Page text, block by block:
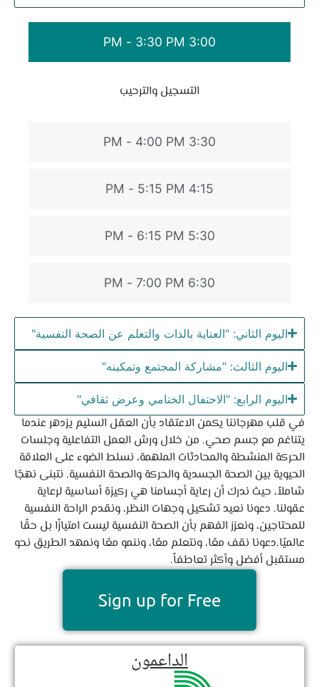
3:00 PM - 3:30 PM
3:30 PM - 4:00 PM
4:15 PM - 5:15 PM
5:30 PM - 6:15 PM
6:30 PM - 7:00 PM
التسجيل والترحيب
اليوم الثاني: "العناية بالذات والتعلم عن الصحة النفسية"
اليوم الثالث: "مشاركة المجتمع وتمكينه"
اليوم الرابع: "الاحتفال الختامي وعرض ثقافي"
في قلب مهرجاننا يكمن الاعتقاد بأن العقل السليم يزدهر عندما
يتناغم مع جسم صحي. من خلال ورش العمل التفاعلية وجلسات
الحركة المنشطة والمحادثات الملهمة، نسلط الضوء على العلاقة
الحيوية بين الصحة الجسدية والحركة والصحة النفسية. نتبنى نهجًا
شاملاً، حيث ندرك أن رعاية أجسامنا هي ركيزة أساسية لرعاية
عقولنا. دعونا نعيد تشكيل وجهات النظر، ونقدم الراحة النفسية
للمحتاجين، ونعزز الفهم بأن الصحة النفسية ليست امتيازًا بل حقًا
عالميًا.دعونا نقف معًا، ونتعلم معًا، وننمو معًا ونمهد الطريق نحو
مستقبل أفضل وأكثر تعاطفاً.
Sign up for Free
الداعمون